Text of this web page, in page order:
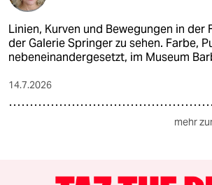
Linien, Kurven und Bewegungen in der
der Galerie Springer zu sehen. Farbe,
nebeneinandergesetzt, im Museum
14.7.2026
mehr